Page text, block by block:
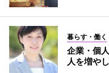
暮らす・働く
企業・個
人を増や